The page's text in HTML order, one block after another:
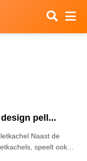
pell...
Naast de
speelt ook...